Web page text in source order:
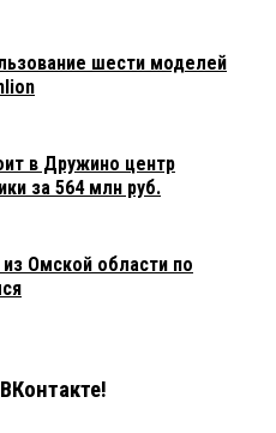
шести моделей
в Дружино центр
за 564 млн руб.
Омской области по